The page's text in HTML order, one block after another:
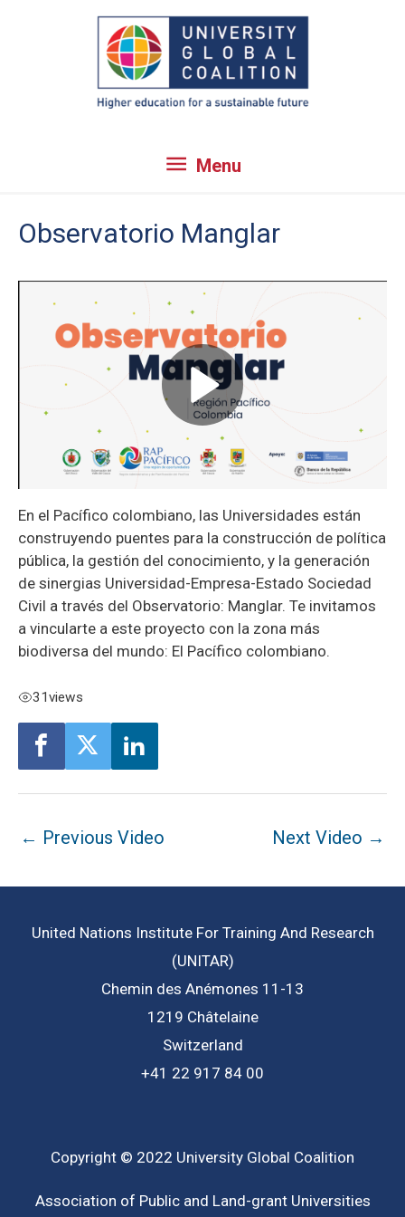
Menu
Menu
Observatorio Manglar
En el Pacífico colombiano, las Universidades están
construyendo puentes para la construcción de política
pública, la gestión del conocimiento, y la generación
de sinergias Universidad-Empresa-Estado Sociedad
Civil a través del Observatorio: Manglar. Te invitamos
a vincularte a este proyecto con la zona más
biodiversa del mundo: El Pacífico colombiano.
31views
Post
← Previous Video Next Video →
United Nations Institute For Training And Research
(UNITAR)
Chemin des Anémones 11-13
1219 Châtelaine
Switzerland
+41 22 917 84 00
Copyright © 2022 University Global Coalition
Association of Public and Land-grant Universities